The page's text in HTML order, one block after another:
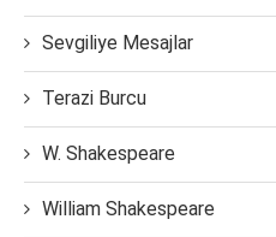
Sevgiliye Mesajlar
Terazi Burcu
W. Shakespeare
William Shakespeare